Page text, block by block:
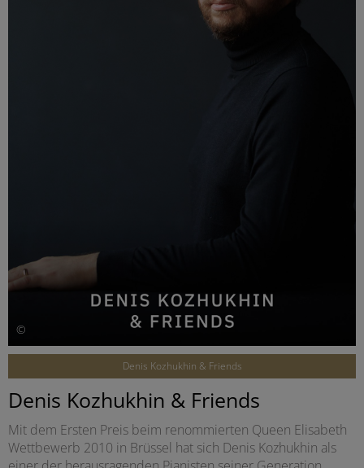
©
Denis Kozhukhin & Friends
Denis Kozhukhin & Friends
Mit dem Ersten Preis beim renommierten Queen Elisabeth
Wettbewerb 2010 in Brüssel hat sich Denis Kozhukhin als